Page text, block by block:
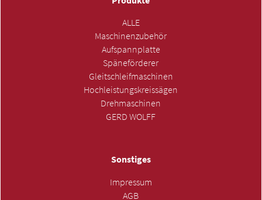
ALLE
Maschinenzubehör
Aufspannplatte
Späneförderer
Gleitschleifmaschinen
Hochleistungskreissägen
Drehmaschinen
GERD WOLFF
Sonstiges
Impressum
AGB